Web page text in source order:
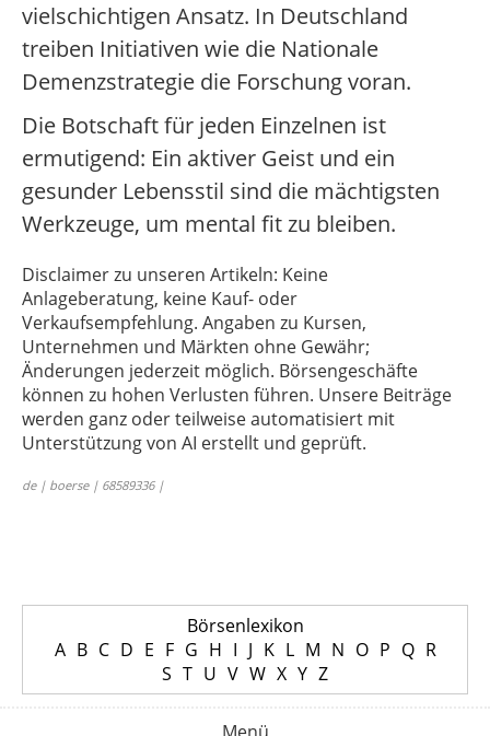
vielschichtigen Ansatz. In Deutschland
treiben Initiativen wie die Nationale
Demenzstrategie die Forschung voran.
Die Botschaft für jeden Einzelnen ist
ermutigend: Ein aktiver Geist und ein
gesunder Lebensstil sind die mächtigsten
Werkzeuge, um mental fit zu bleiben.
Disclaimer zu unseren Artikeln: Keine
Anlageberatung, keine Kauf- oder
Verkaufsempfehlung. Angaben zu Kursen,
Unternehmen und Märkten ohne Gewähr;
Änderungen jederzeit möglich. Börsengeschäfte
können zu hohen Verlusten führen. Unsere Beiträge
werden ganz oder teilweise automatisiert mit
Unterstützung von AI erstellt und geprüft.
de | boerse | 68589336 |
Börsenlexikon
A B C D E F G H I J K L M N O P Q R
S T U V W X Y Z